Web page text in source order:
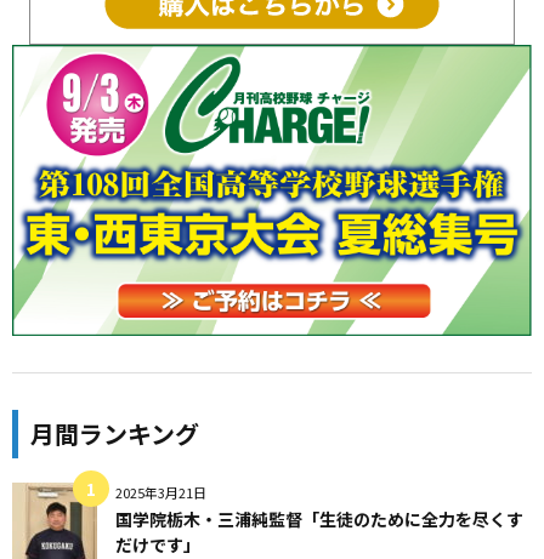
月間ランキング
2025年3月21日
国学院栃木・三浦純監督「生徒のために全力を尽くす
だけです」